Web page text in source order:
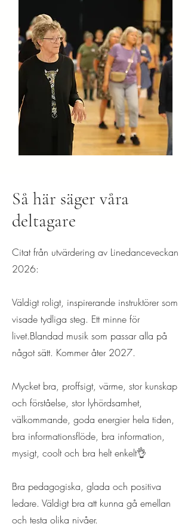
Så här säger våra
deltagare
Citat från utvärdering av Linedanceveckan
2026:
Väldigt roligt, inspirerande instruktörer som
visade tydliga steg. Ett minne för
livet.Blandad musik som passar alla på
något sätt. Kommer åter 2027.
Mycket bra, proffsigt, värme, stor kunskap
och förståelse, stor lyhördsamhet,
välkommande, goda energier hela tiden,
bra informationsflöde, bra information,
mysigt, coolt och bra helt enkelt👌
Bra pedagogiska, glada och positiva
ledare. Väldigt bra att kunna gå emellan
och testa olika nivåer.